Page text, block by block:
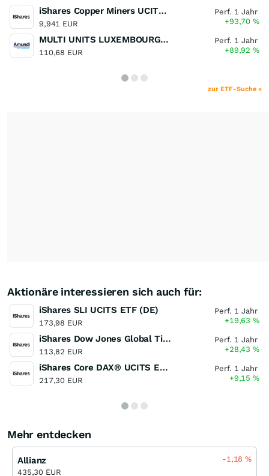
iShares Copper Miners UCITS ETF
9,941 EUR
Perf. 1 Jahr
+93,70%
MULTI UNITS LUXEMBOURG - Lyxor MSCI Semiconductors ESG Filtered
110,68 EUR
Perf. 1 Jahr
+89,92%
zur ETF-Suche »
Aktionäre interessieren sich auch für:
iShares SLI UCITS ETF (DE)
173,98 EUR
Perf. 1 Jahr
+19,63%
iShares Dow Jones Global Titans 50 UCITS ETF (DE)
113,82 EUR
Perf. 1 Jahr
+28,43%
iShares Core DAX® UCITS ETF (DE)
217,30 EUR
Perf. 1 Jahr
+9,15%
Mehr entdecken
Allianz
435,30 EUR
-1,18%